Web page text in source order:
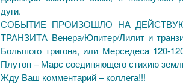
дуги.
СОБЫТИЕ ПРОИЗОШЛО НА
ТРАНЗИТА Венера/Юпитер/Лилит и
Большого тригона, или Мерседеса 120-
Плутон – Марс соединяющего стихию
Жду Ваш комментарий – коллега!!!